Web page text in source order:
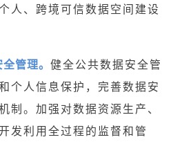
人、跨境可信数据空间建设
管理。 健全公共数据安全管
个人信息保护，完善数据安
制。加强对数据资源生产、
发利用全过程的监督和管